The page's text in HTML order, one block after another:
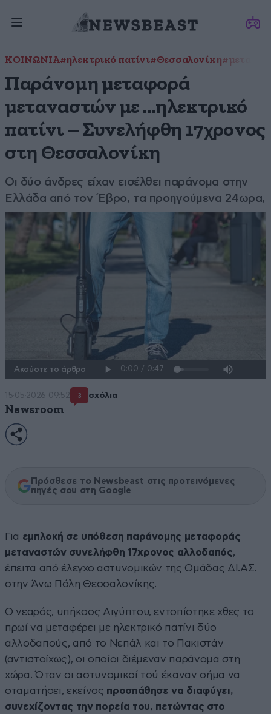
ΚΟΙΝΩΝΙΑ#ηλεκτρικό πατίνι#Θεσσαλονίκη
Παράνομη μεταφορά
μεταναστών με …ηλεκτρικό
πατίνι – Συνελήφθη 17χρονος
στη Θεσσαλονίκη
Οι δύο άνδρες είχαν εισέλθει παράνομα στην
Ελλάδα από τον Έβρο, τα προηγούμενα 24ωρα,
Ακούστε το άρθρο
15·05·2026 09:52 3 σχόλια
Newsroom
Πρόσθεσε το Newsbeast στις προτεινόμενες
πηγές σου στη Google
Για εμπλοκή σε υπόθεση παράνομης μεταφοράς
μεταναστών συνελήφθη 17χρονος αλλοδαπός,
έπειτα από έλεγχο αστυνομικών της Ομάδας ΔΙ.ΑΣ.
στην Άνω Πόλη Θεσσαλονίκης.
Ο νεαρός, υπήκοος Αιγύπτου, εντοπίστηκε χθες το
πρωί να μεταφέρει με ηλεκτρικό πατίνι δύο
αλλοδαπούς, από το Νεπάλ και το Πακιστάν
(αντιστοίχως), οι οποίοι διέμεναν παράνομα στη
χώρα. Όταν οι αστυνομικοί τού έκαναν σήμα να
σταματήσει, εκείνος προσπάθησε να διαφύγει,
συνεχίζοντας την πορεία του, πετώντας στο